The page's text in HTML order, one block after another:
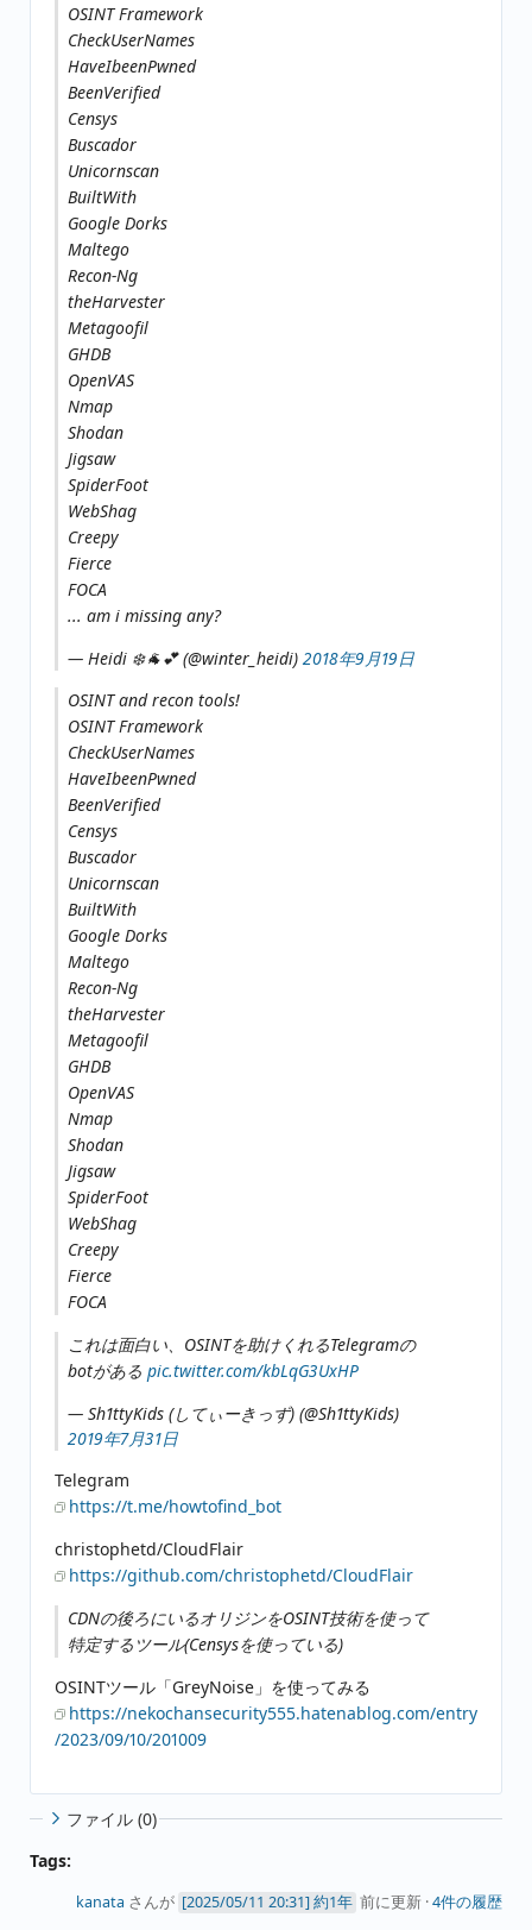
OSINT Framework
CheckUserNames
HaveIbeenPwned
BeenVerified
Censys
Buscador
Unicornscan
BuiltWith
Google Dorks
Maltego
Recon-Ng
theHarvester
Metagoofil
GHDB
OpenVAS
Nmap
Shodan
Jigsaw
SpiderFoot
WebShag
Creepy
Fierce
FOCA
... am i missing any?
— Heidi ❄️🐐💕 (@winter_heidi)2018年9月19日
OSINT and recon tools!
OSINT Framework
CheckUserNames
HaveIbeenPwned
BeenVerified
Censys
Buscador
Unicornscan
BuiltWith
Google Dorks
Maltego
Recon-Ng
theHarvester
Metagoofil
GHDB
OpenVAS
Nmap
Shodan
Jigsaw
SpiderFoot
WebShag
Creepy
Fierce
FOCA
これは面白い、OSINTを助けくれるTelegramの
botがあるpic.twitter.com/kbLqG3UxHP
— Sh1ttyKids (してぃーきっず) (@Sh1ttyKids)
2019年7月31日
Telegram
https://t.me/howtofind_bot
christophetd/CloudFlair
https://github.com/christophetd/CloudFlair
CDNの後ろにいるオリジンをOSINT技術を使って
特定するツール(Censysを使っている)
OSINTツール「GreyNoise」を使ってみる
https://nekochansecurity555.hatenablog.com/entry
/2023/09/10/201009
ファイル (0)
Tags:
kanata さんが 約1年 前に更新 ·4件の履歴